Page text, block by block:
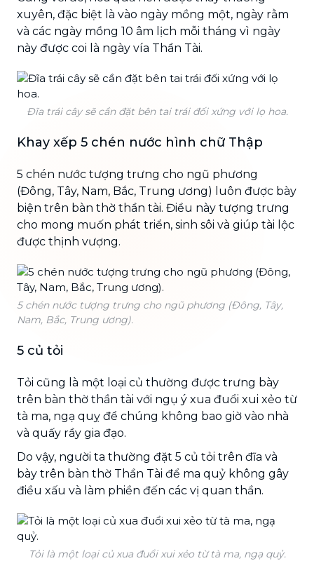
xuyên, đặc biệt là vào ngày mồng một, ngày rằm
và các ngày mồng 10 âm lịch mỗi tháng vì ngày
này được coi là ngày vía Thần Tài.
Đĩa trái cây sẽ cần đặt bên tai trái đối xứng với lọ hoa.
Khay xếp 5 chén nước hình chữ Thập
5 chén nước tượng trưng cho ngũ phương
(Đông, Tây, Nam, Bắc, Trung ương) luôn được bày
biện trên bàn thờ thần tài. Điều này tượng trưng
cho mong muốn phát triển, sinh sôi và giúp tài lộc
được thịnh vượng.
5 chén nước tượng trưng cho ngũ phương (Đông, Tây,
Nam, Bắc, Trung ương).
5 củ tỏi
Tỏi cũng là một loại củ thường được trưng bày
trên bàn thờ thần tài với ngụ ý xua đuổi xui xẻo từ
tà ma, ngạ quỵ để chúng không bao giờ vào nhà
và quấy rầy gia đạo.
Do vậy, người ta thường đặt 5 củ tỏi trên đĩa và
bày trên bàn thờ Thần Tài để ma quỷ không gây
điều xấu và làm phiền đến các vị quan thần.
Tỏi là một loại củ xua đuổi xui xẻo từ tà ma, ngạ quỷ.